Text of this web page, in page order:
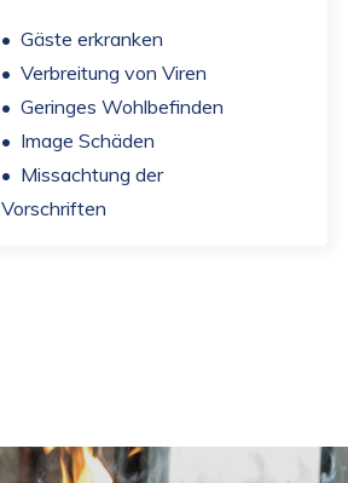
• Gäste erkranken
• Verbreitung von Viren
• Geringes Wohlbefinden
• Image Schäden
• Missachtung der
Vorschriften